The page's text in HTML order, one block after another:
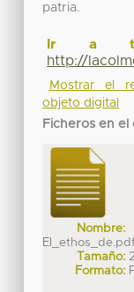
patria.
Ir a
http://
Mostrar el
objeto digital
Ficheros en el
Nombre:
Tamaño:
Formato: